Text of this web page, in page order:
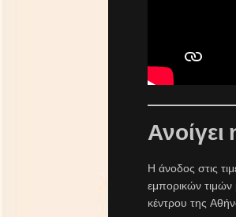
Η άνοδος στις
εμπορικών τιμών
κέντρου της